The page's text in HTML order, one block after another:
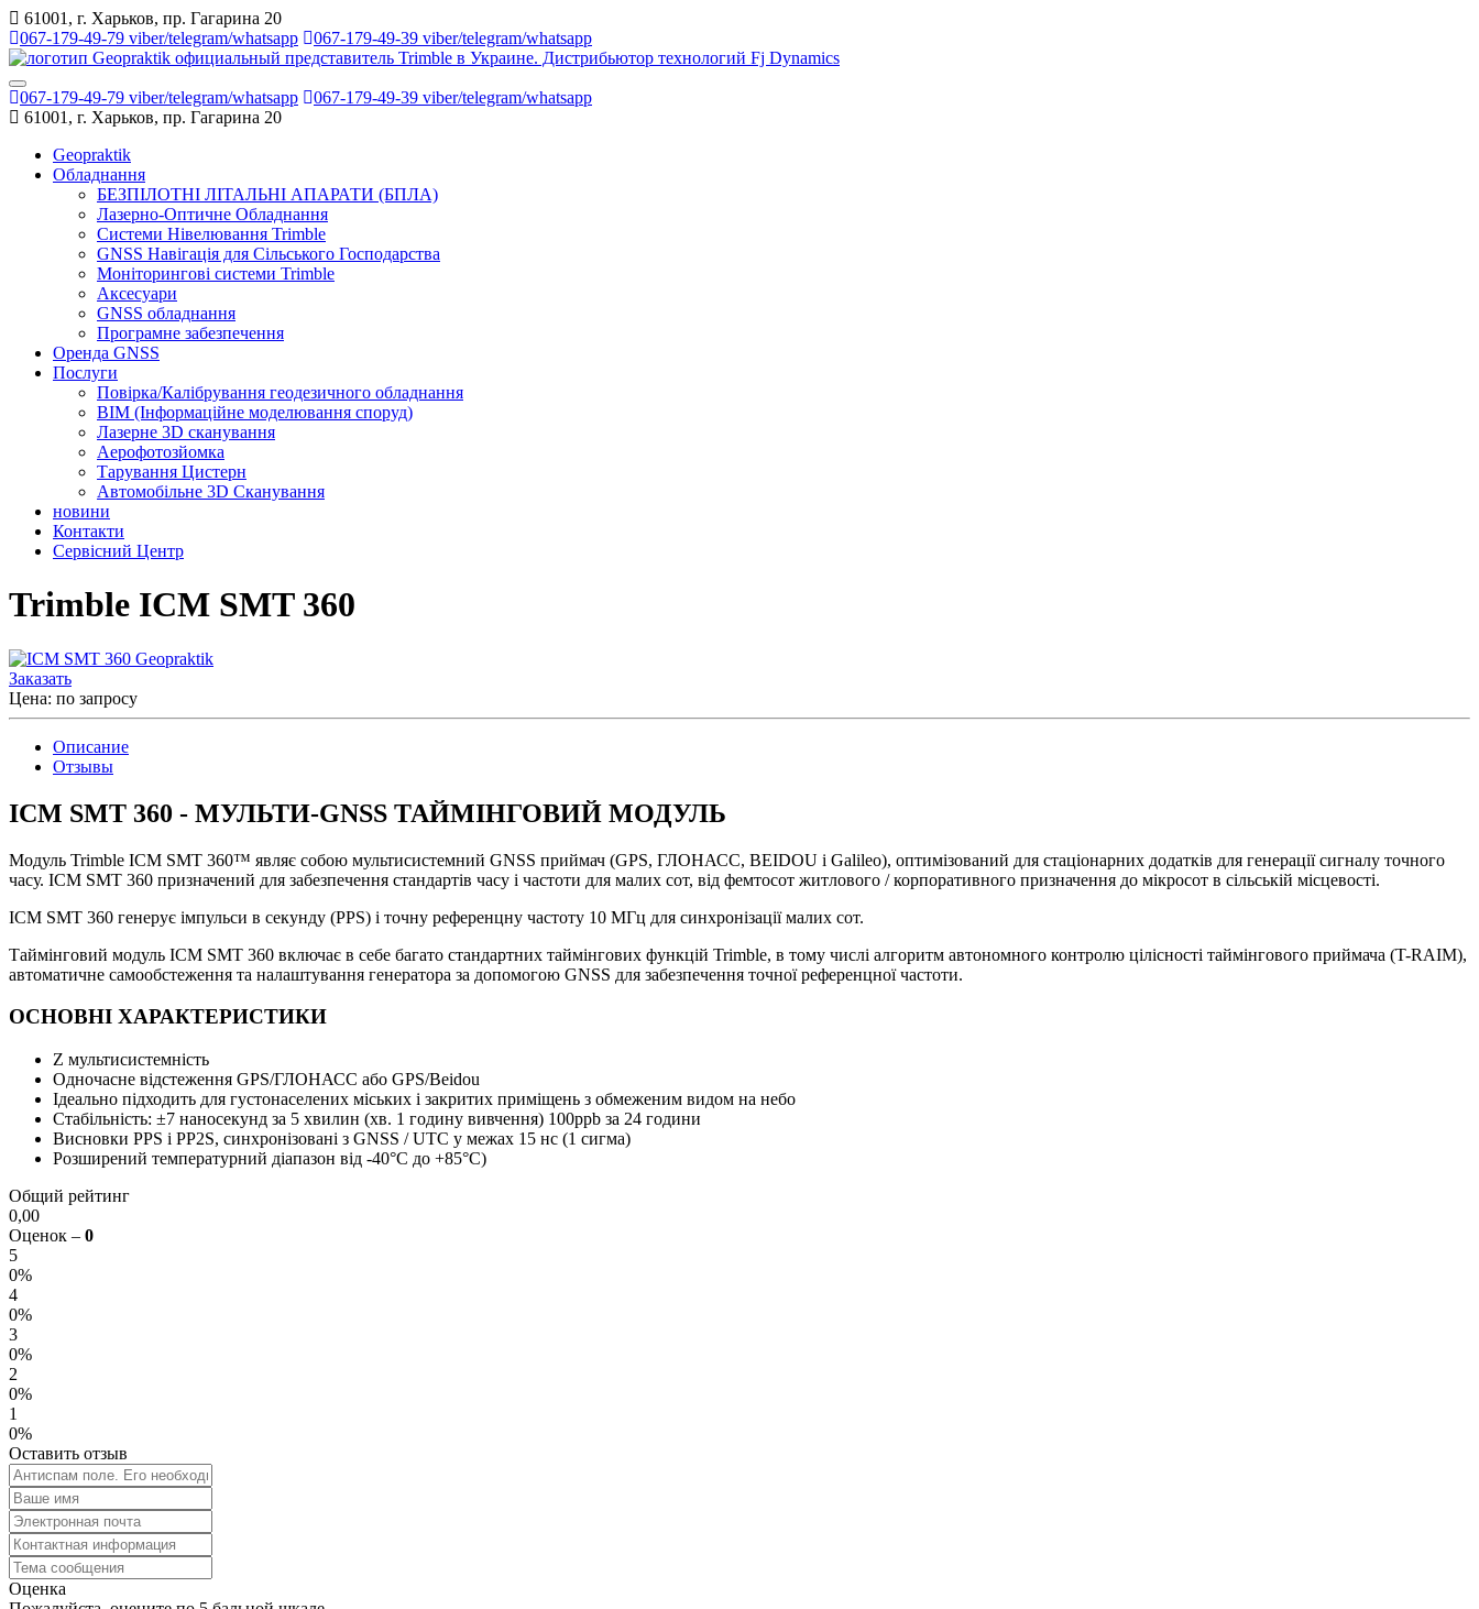
61001, г. Харьков, пр. Гагарина 20
067-179-49-79 viber/telegram/whatsapp
067-179-49-39 viber/telegram/whatsapp
067-179-49-79 viber/telegram/whatsapp
067-179-49-39 viber/telegram/whatsapp
61001, г. Харьков, пр. Гагарина 20
Geopraktik
Обладнання
БЕЗПІЛОТНІ ЛІТАЛЬНІ АПАРАТИ (БПЛА)
Лазерно-Оптичне Обладнання
Системи Нівелювання Trimble
GNSS Навігація для Сільського Господарства
Моніторингові системи Trimble
Аксесуари
GNSS обладнання
Програмне забезпечення
Оренда GNSS
Послуги
Повірка/Калібрування геодезичного обладнання
BIM (Інформаційне моделювання споруд)
Лазерне 3D сканування
Аерофотозйомка
Тарування Цистерн
Автомобільне 3D Сканування
новини
Контакти
Сервісний Центр
Trimble ICM SMT 360
Заказать
Цена: по запросу
Описание
Отзывы
ICM SMT 360 - МУЛЬТИ-GNSS ТАЙМІНГОВИЙ МОДУЛЬ
Модуль Trimble ICM SMT 360™ являє собою мультисистемний GNSS приймач (GPS, ГЛОНАСС, BEIDOU і Galileo), оптимізований для стаціонарних додатків для генерації сигналу точного
часу. ICM SMT 360 призначений для забезпечення стандартів часу і частоти для малих сот, від фемтосот житлового / корпоративного призначення до мікросот в сільській місцевості.
ICM SMT 360 генерує імпульси в секунду (PPS) і точну референцну частоту 10 МГц для синхронізації малих сот.
Таймінговий модуль ICM SMT 360 включає в себе багато стандартних таймінгових функцій Trimble, в тому числі алгоритм автономного контролю цілісності таймінгового приймача (T-RAIM),
автоматичне самообстеження та налаштування генератора за допомогою GNSS для забезпечення точної референцної частоти.
ОСНОВНІ ХАРАКТЕРИСТИКИ
Z мультисистемність
Одночасне відстеження GPS/ГЛОНАСС або GPS/Beidou
Ідеально підходить для густонаселених міських і закритих приміщень з обмеженим видом на небо
Стабільність: ±7 наносекунд за 5 хвилин (хв. 1 годину вивчення) 100ppb за 24 години
Висновки PPS і PP2S, синхронізовані з GNSS / UTC у межах 15 нс (1 сигма)
Розширений температурний діапазон від -40°C до +85°C)
Общий рейтинг
0,00
Оценок – 0
5
0%
4
0%
3
0%
2
0%
1
0%
Оставить отзыв
Оценка